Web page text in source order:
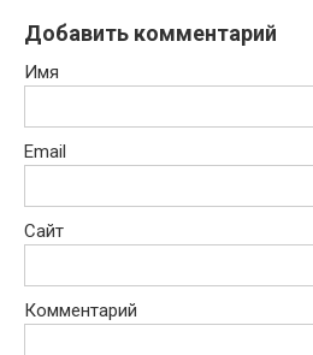
Добавить комментарий
Имя
Email
Сайт
Комментарий